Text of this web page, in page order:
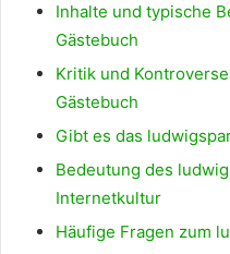
Inhalte und typische
Gästebuch
Kritik und
Gästebuch
Gibt es das
Bedeutung des
Internetkultur
Häufige Fragen zum